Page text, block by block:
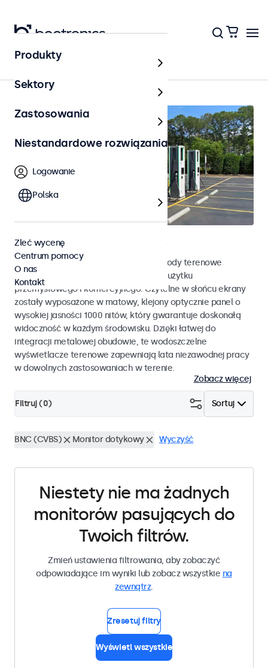
Strona główna
Terenowe monitory dotykowe
Poznaj nasze odporne na działanie pogody terenowe
monitory dotykowe przystosowane do użytku
przemysłowego i komercyjnego. Czytelne w słońcu ekrany
zostały wyposażone w matowy, klejony optycznie panel o
wysokiej jasności 1000 nitów, który gwarantuje doskonałą
widoczność w każdym środowisku. Dzięki łatwej do
integracji metalowej obudowie, te wodoszczelne
wyświetlacze terenowe zapewniają lata niezawodnej pracy
w dowolnych zastosowaniach w terenie.
Zobacz więcej
Sortuj
Filtruj (0)
BNC (CVBS) Monitor dotykowy Wyczyść
Niestety nie ma żadnych
monitorów pasujących do
Twoich filtrów.
Zmień ustawienia filtrowania, aby zobaczyć
odpowiadające im wyniki lub zobacz wszystkie na
zewnątrz.
Zresetuj filtry
Wyświetl wszystkie
Produkty
Sektory
Zastosowania
Niestandardowe rozwiązania
Logowanie
Polska
Zleć wycenę
Centrum pomocy
O nas
Kontakt